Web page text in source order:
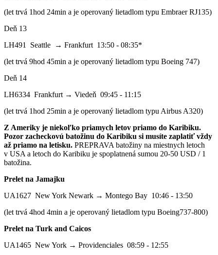
(let trvá 1hod 24min a je operovaný lietadlom typu Embraer RJ135)
Deň 13
LH491 Seattle → Frankfurt 13:50 - 08:35*
(let trvá 9hod 45min a je operovaný lietadlom typu Boeing 747)
Deň 14
LH6334 Frankfurt → Viedeň 09:45 - 11:15
(let trvá 1hod 25min a je operovaný lietadlom typu Airbus A320)
Z Ameriky je niekoľko priamych letov priamo do Karibiku.
Pozor zacheckovú batožinu do Karibiku si musíte zaplatiť vždy
až priamo na letisku. PREPRAVA batožiny na miestnych letoch
v USA a letoch do Karibiku je spoplatnená sumou 20-50 USD / 1
batožina.
Prelet na Jamajku
UA1627 New York Newark → Montego Bay 10:46 - 13:50
(let trvá 4hod 4min a je operovaný lietadlom typu Boeing737-800)
Prelet na Turk and Caicos
UA1465 New York → Providenciales 08:59 - 12:55